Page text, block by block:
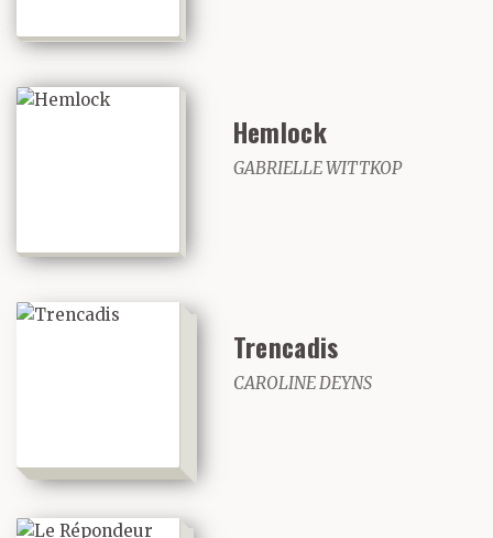
Hemlock
GABRIELLE WITTKOP
Trencadis
CAROLINE DEYNS